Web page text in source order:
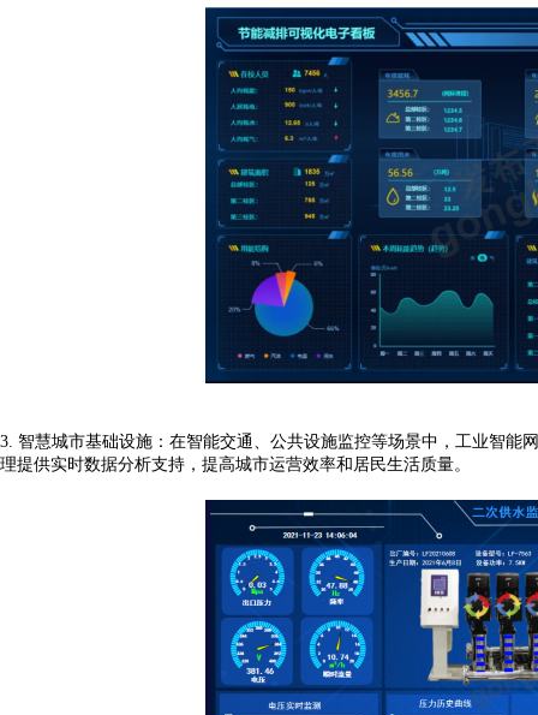
3. 智慧城市基础设施：在智能交通、公共设施监控等场景中，工业智能
理提供实时数据分析支持，提高城市运营效率和居民生活质量。